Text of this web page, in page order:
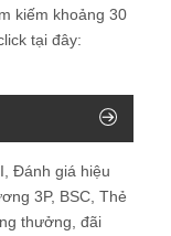
kiếm khoảng 30
tại đây:
Đánh giá hiệu
3P, BSC, Thẻ
thưởng, đãi